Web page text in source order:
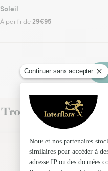
Soleil
À partir de 29€95
Trouvez un fleuriste